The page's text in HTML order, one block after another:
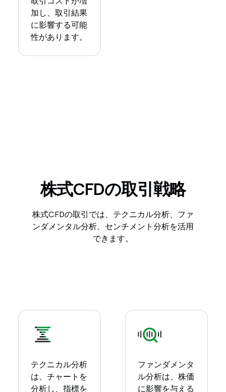
加し、取引結果
に影響する可能
性があります。
株式CFDの取引戦略
株式CFDの取引では、テクニカル分析、ファ
ンダメンタル分析、センチメント分析を活用
できます。
テクニカル分析
は、チャートを
分析し、指標を
ファンダメンタ
ル分析は、株価
に影響を与える